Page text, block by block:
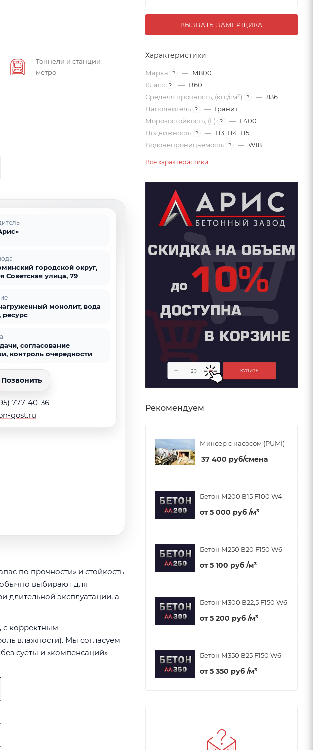
Тоннели и станции
метро
городской округ,
Советская улица, 79
монолит, вода
ресурс
согласование
контроль очередности
Позвонить
777-40-36
gost.ru
по прочности» и стойкость
обычно выбирают для
длительной эксплуатации, а
с корректным
влажности). Мы согласуем
суеты и «компенсаций»
ВЫЗВАТЬ ЗАМЕРЩИКА
Характеристики
Марка ? — М800
Класс ? — В60
Средняя прочность, (кгс/см²)
? — 836
Наполнитель ? — Гранит
Морозостойкость, (F)
? — F400
Подвижность ? — П3, П4, П5
Водонепроницаемость ? — W18
Все характеристики
Рекомендуем
Миксер с насосом (PUMI)
37 400 руб/смена
Бетон М200 В15 F100 W4
от5 000 руб /м³
Бетон М250 В20 F150 W6
от5 100 руб /м³
Бетон М300 В22,5 F150 W6
от5 200 руб /м³
Бетон М350 В25 F150 W6
от5 350 руб /м³